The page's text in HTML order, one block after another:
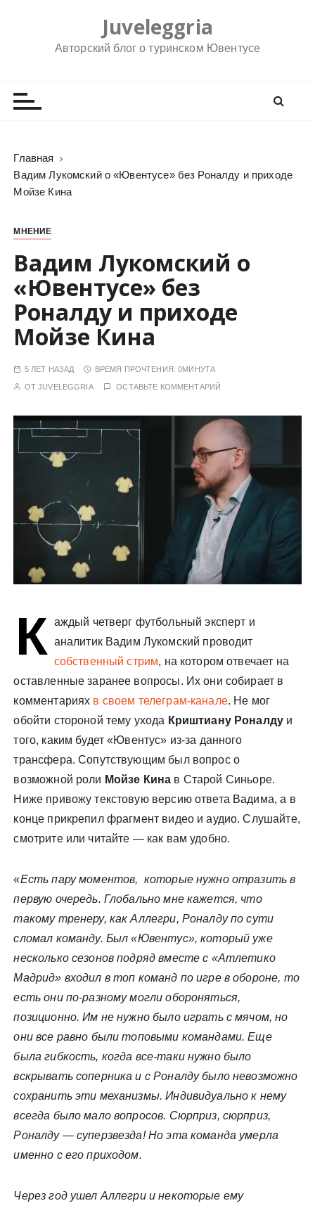
Juveleggria
Авторский блог о туринском Ювентусе
Главная
Вадим Лукомский о «Ювентусе» без Роналду и приходе
Мойзе Кина
МНЕНИЕ
Вадим Лукомский о
«Ювентусе» без
Роналду и приходе
Мойзе Кина
5 ЛЕТ НАЗАД ВРЕМЯ ПРОЧТЕНИЯ:0МИНУТА
ОТJUVELEGGRIA ОСТАВЬТЕ КОММЕНТАРИЙ
К аждый четверг футбольный эксперт и
аналитик Вадим Лукомский проводит
собственный стрим, на котором отвечает на
оставленные заранее вопросы. Их они собирает в
комментариях в своем телеграм-канале. Не мог
обойти стороной тему ухода Криштиану Роналду и
того, каким будет «Ювентус» из-за данного
трансфера. Сопутствующим был вопрос о
возможной роли Мойзе Кина в Старой Синьоре.
Ниже привожу текстовую версию ответа Вадима, а в
конце прикрепил фрагмент видео и аудио. Слушайте,
смотрите или читайте — как вам удобно.
«Есть пару моментов, которые нужно отразить в
первую очередь. Глобально мне кажется, что
такому тренеру, как Аллегри, Роналду по сути
сломал команду. Был «Ювентус», который уже
несколько сезонов подряд вместе с «Атлетико
Мадрид» входил в топ команд по игре в обороне, то
есть они по-разному могли обороняться,
позиционно. Им не нужно было играть с мячом, но
они все равно были топовыми командами. Еще
была гибкость, когда все-таки нужно было
вскрывать соперника и с Роналду было невозможно
сохранить эти механизмы. Индивидуально к нему
всегда было мало вопросов. Сюрприз, сюрприз,
Роналду — суперзвезда! Но эта команда умерла
именно с его приходом.
Через год ушел Аллегри и некоторые ему